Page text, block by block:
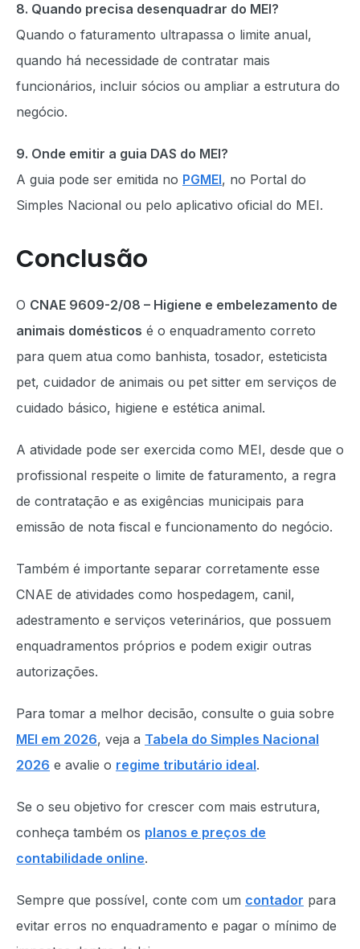
8. Quando precisa desenquadrar do MEI?
Quando o faturamento ultrapassa o limite anual,
quando há necessidade de contratar mais
funcionários, incluir sócios ou ampliar a estrutura do
negócio.
9. Onde emitir a guia DAS do MEI?
A guia pode ser emitida no PGMEI, no Portal do
Simples Nacional ou pelo aplicativo oficial do MEI.
Conclusão
O CNAE 9609-2/08 – Higiene e embelezamento de
animais domésticos é o enquadramento correto
para quem atua como banhista, tosador, esteticista
pet, cuidador de animais ou pet sitter em serviços de
cuidado básico, higiene e estética animal.
A atividade pode ser exercida como MEI, desde que o
profissional respeite o limite de faturamento, a regra
de contratação e as exigências municipais para
emissão de nota fiscal e funcionamento do negócio.
Também é importante separar corretamente esse
CNAE de atividades como hospedagem, canil,
adestramento e serviços veterinários, que possuem
enquadramentos próprios e podem exigir outras
autorizações.
Para tomar a melhor decisão, consulte o guia sobre
MEI em 2026, veja a Tabela do Simples Nacional
2026 e avalie o regime tributário ideal.
Se o seu objetivo for crescer com mais estrutura,
conheça também os planos e preços de
contabilidade online.
Sempre que possível, conte com um contador para
evitar erros no enquadramento e pagar o mínimo de